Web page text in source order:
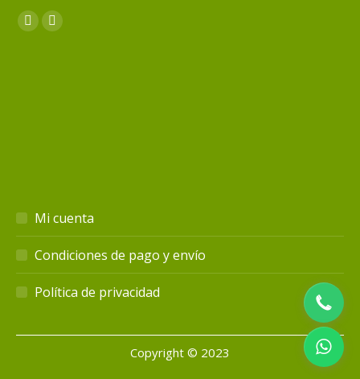
Encuéntranos en:
FacebookInstagram
Mi cuenta
Condiciones de pago y envío
Política de privacidad
Copyright © 2023